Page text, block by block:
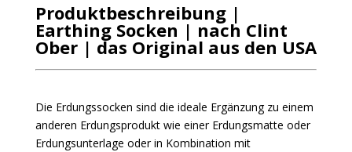
Produktbeschreibung |
Earthing Socken | nach Clint
Ober | das Original aus den USA
Die Erdungssocken sind die ideale Ergänzung zu einem
anderen Erdungsprodukt wie einer Erdungsmatte oder
Erdungsunterlage oder in Kombination mit